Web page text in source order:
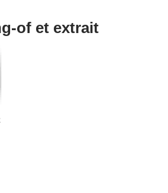
of et extrait